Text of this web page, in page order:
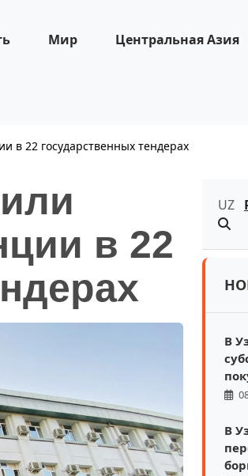
Мир Центральная Азия
в 22 государственных тендерах
в 22
UZ
В
В